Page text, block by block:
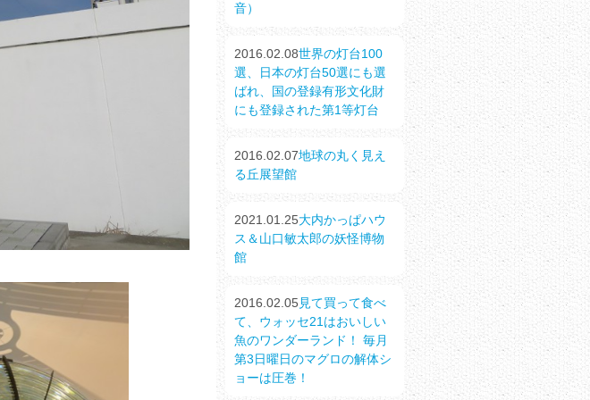
音）
2016.02.08世界の灯台100
選、日本の灯台50選にも選
ばれ、国の登録有形文化財
にも登録された第1等灯台
2016.02.07地球の丸く見え
る丘展望館
2021.01.25大内かっぱハウ
ス＆山口敏太郎の妖怪博物
館
2016.02.05 見て買って食べ
て、ウォッセ21はおいしい
魚のワンダーランド！ 毎月
第3日曜日のマグロの解体シ
ョーは圧巻！